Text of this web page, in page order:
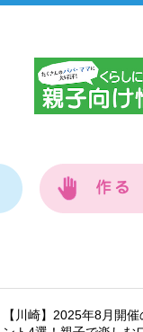
【川崎】2025年8月開